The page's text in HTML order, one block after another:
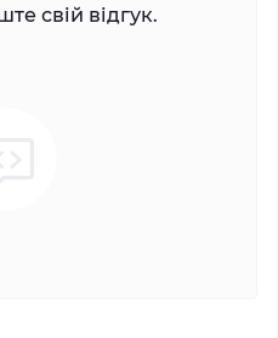
свій відгук.